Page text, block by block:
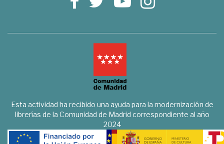
Esta actividad ha recibido una ayuda para la modernización de
librerías de la Comunidad de Madrid correspondiente al año
2024